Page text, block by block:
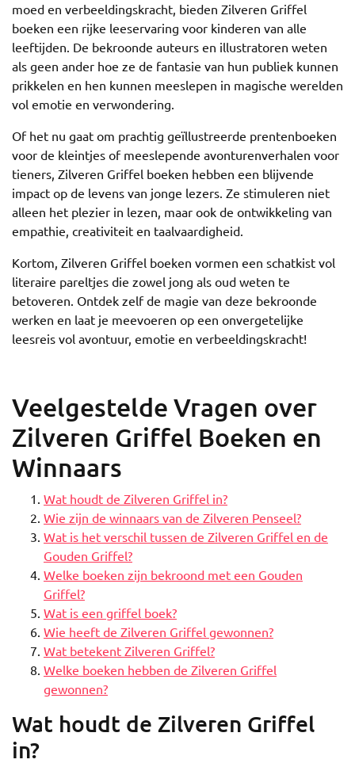
moed en verbeeldingskracht, bieden Zilveren Griffel
boeken een rijke leeservaring voor kinderen van alle
leeftijden. De bekroonde auteurs en illustratoren weten
als geen ander hoe ze de fantasie van hun publiek kunnen
prikkelen en hen kunnen meeslepen in magische werelden
vol emotie en verwondering.
Of het nu gaat om prachtig geïllustreerde prentenboeken
voor de kleintjes of meeslepende avonturenverhalen voor
tieners, Zilveren Griffel boeken hebben een blijvende
impact op de levens van jonge lezers. Ze stimuleren niet
alleen het plezier in lezen, maar ook de ontwikkeling van
empathie, creativiteit en taalvaardigheid.
Kortom, Zilveren Griffel boeken vormen een schatkist vol
literaire pareltjes die zowel jong als oud weten te
betoveren. Ontdek zelf de magie van deze bekroonde
werken en laat je meevoeren op een onvergetelijke
leesreis vol avontuur, emotie en verbeeldingskracht!
Veelgestelde Vragen over
Zilveren Griffel Boeken en
Winnaars
Wat houdt de Zilveren Griffel in?
Wie zijn de winnaars van de Zilveren Penseel?
Wat is het verschil tussen de Zilveren Griffel en de
Gouden Griffel?
Welke boeken zijn bekroond met een Gouden
Griffel?
Wat is een griffel boek?
Wie heeft de Zilveren Griffel gewonnen?
Wat betekent Zilveren Griffel?
Welke boeken hebben de Zilveren Griffel
gewonnen?
Wat houdt de Zilveren Griffel
in?